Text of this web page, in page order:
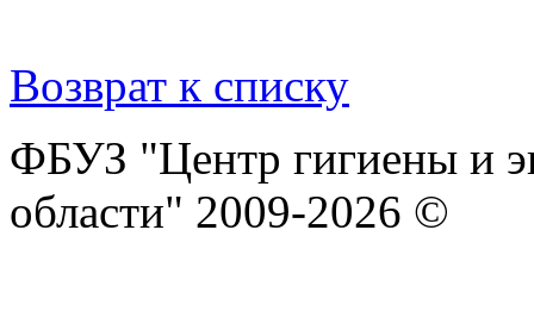
Возврат к списку
ФБУЗ "Центр гигиены и
области" 2009-2026 ©